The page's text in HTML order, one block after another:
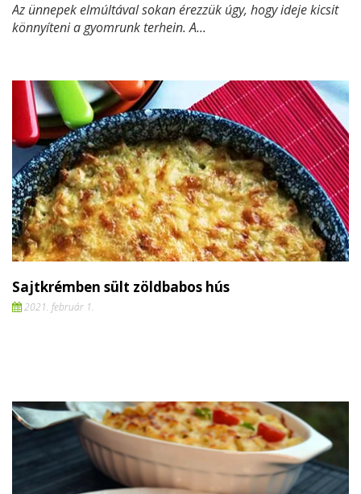
Az ünnepek elmúltával sokan érezzük úgy, hogy ideje kicsit
könnyíteni a gyomrunk terhein. A...
Sajtkrémben sült zöldbabos hús
2021. február 1.